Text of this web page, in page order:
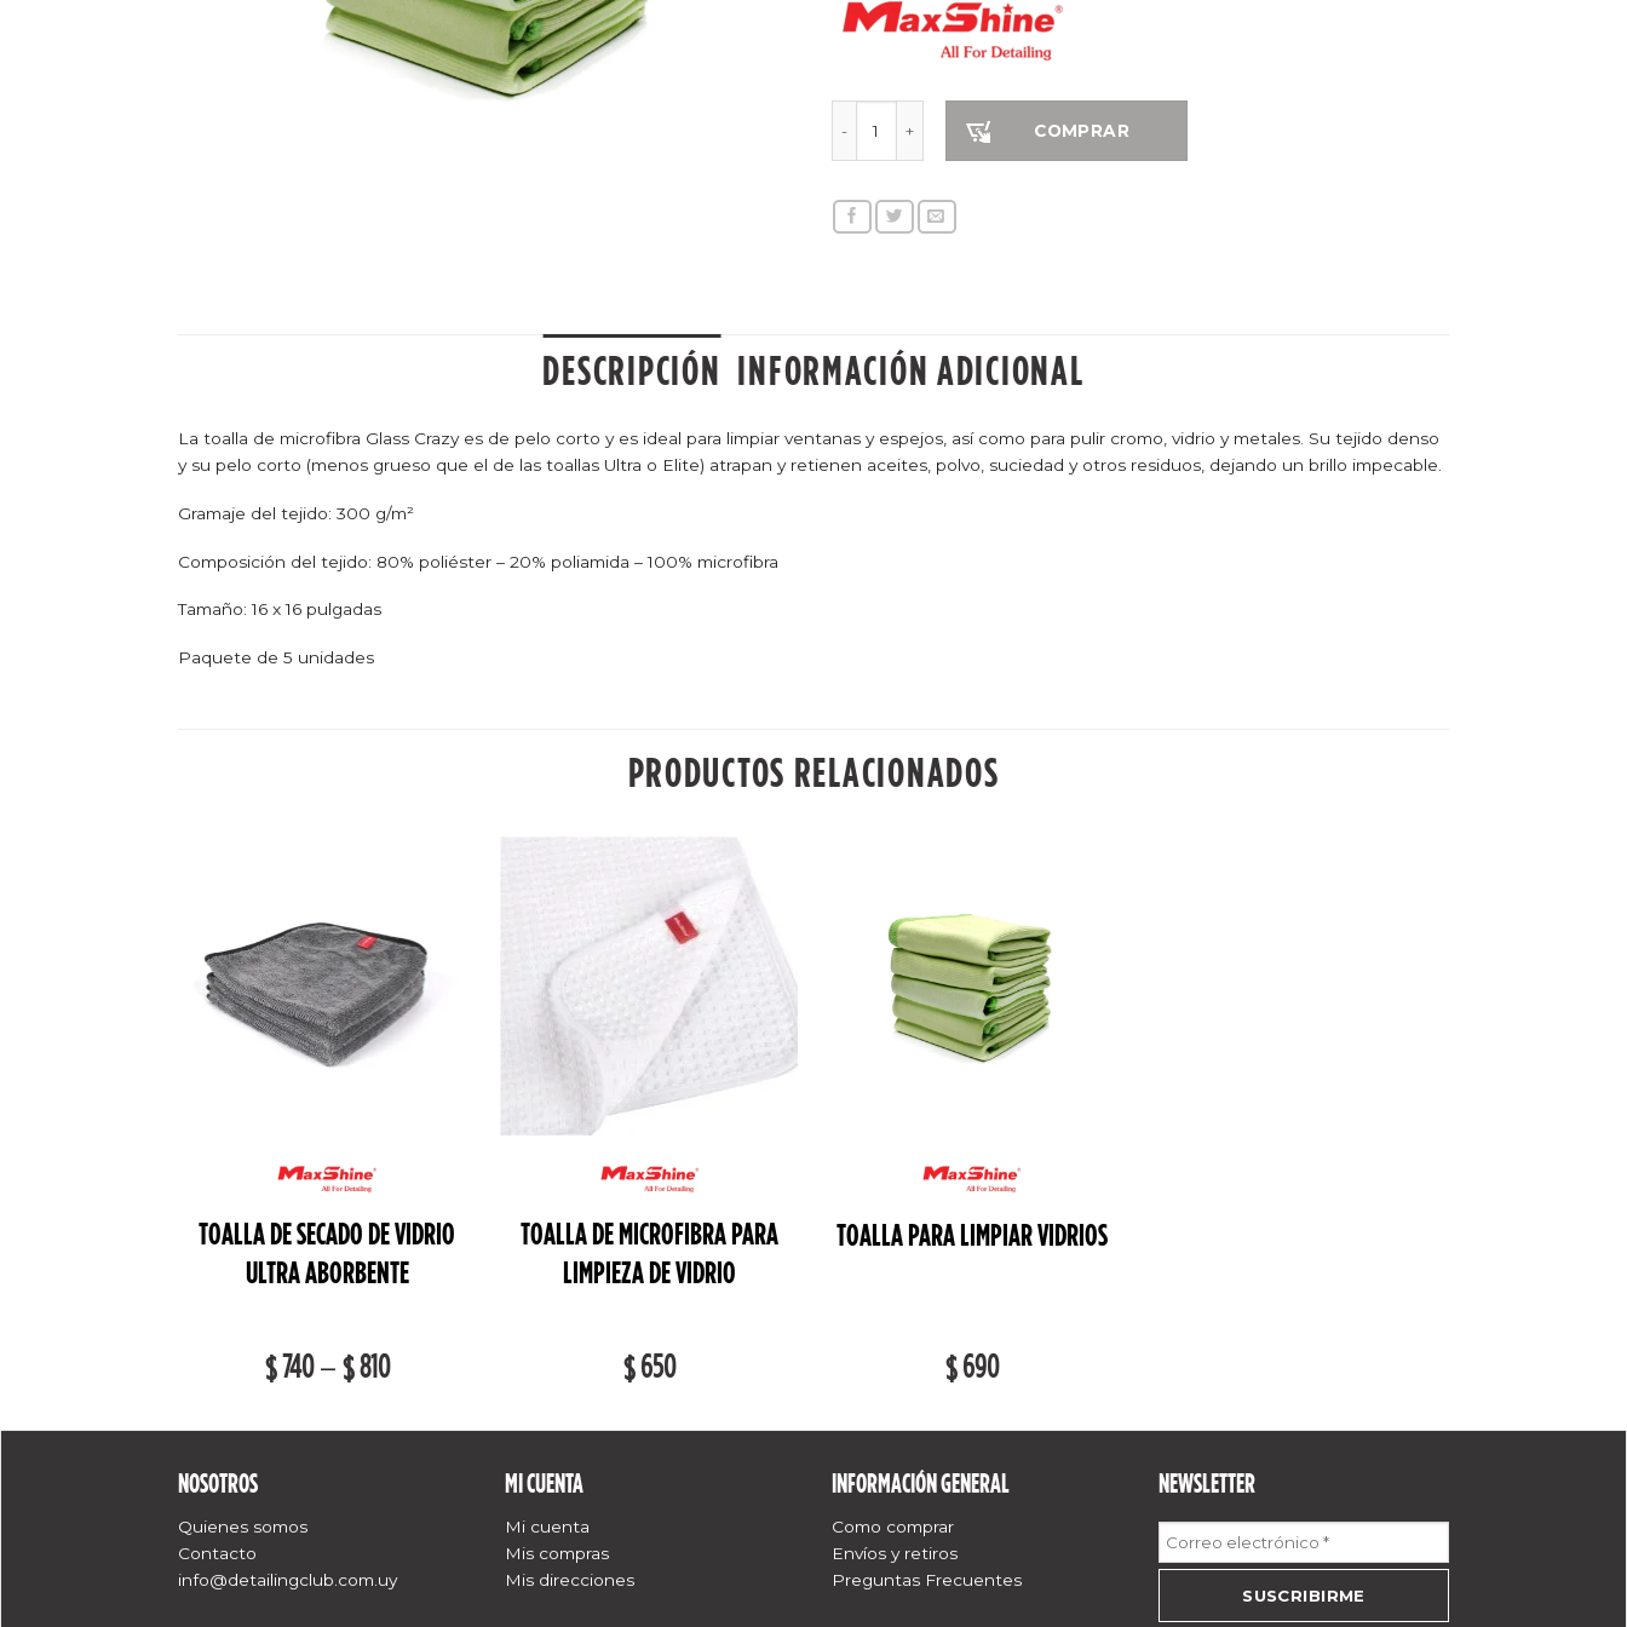
COMPRAR
DESCRIPCIÓN INFORMACIÓN ADICIONAL
La toalla de microfibra Glass Crazy es de pelo corto y es ideal para limpiar ventanas y espejos, así como para pulir cromo, vidrio y metales. Su tejido denso
y su pelo corto (menos grueso que el de las toallas Ultra o Elite) atrapan y retienen aceites, polvo, suciedad y otros residuos, dejando un brillo impecable.
Gramaje del tejido: 300 g/m²
Composición del tejido: 80% poliéster – 20% poliamida – 100% microfibra
Tamaño: 16 x 16 pulgadas
Paquete de 5 unidades
PRODUCTOS RELACIONADOS
TOALLA DE SECADO DE VIDRIO
ULTRA ABORBENTE
$740– $810
TOALLA DE MICROFIBRA PARA
LIMPIEZA DE VIDRIO
$ 650
TOALLA PARA LIMPIAR VIDRIOS
$ 690
NOSOTROS
Quienes somos
Contacto
info@detailingclub.com.uy
MI CUENTA
Mi cuenta
Mis compras
Mis direcciones
INFORMACIÓN GENERAL
Como comprar
Envíos y retiros
Preguntas Frecuentes
NEWSLETTER